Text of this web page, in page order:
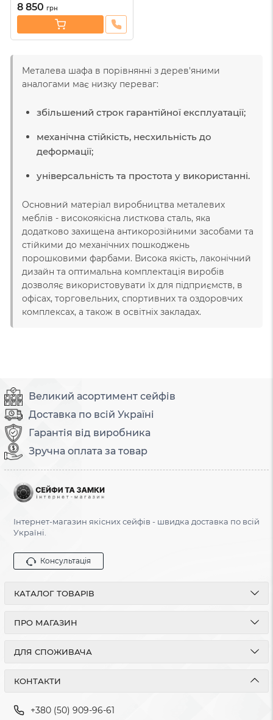
8 850 грн
Металева шафа в порівнянні з дерев'яними
аналогами має низку переваг:
збільшений строк гарантійної експлуатації;
механічна стійкість, несхильність до
деформації;
універсальність та простота у використанні.
Основний матеріал виробництва металевих
меблів - високоякісна листкова сталь, яка
додатково захищена антикорозійними засобами та
стійкими до механічних пошкоджень
порошковими фарбами. Висока якість, лаконічний
дизайн та оптимальна комплектація виробів
дозволяє використовувати їх для підприємств, в
офісах, торговельних, спортивних та оздоровчих
комплексах, а також в освітніх закладах.
Великий асортимент сейфів
Доставка по всій Україні
Гарантія від виробника
Зручна оплата за товар
Інтернет-магазин якісних сейфів - швидка доставка по всій
Україні.
Консультація
КАТАЛОГ ТОВАРІВ
ПРО МАГАЗИН
ДЛЯ СПОЖИВАЧА
КОНТАКТИ
+380 (50) 909-96-61